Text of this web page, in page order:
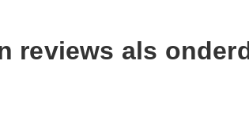
reviews als